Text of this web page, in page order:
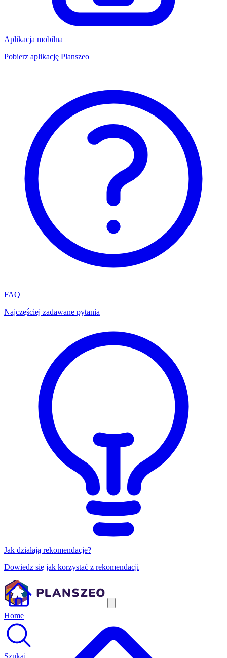
Aplikacja mobilna
Pobierz aplikację Planszeo
FAQ
Najczęściej zadawane pytania
Jak działają rekomendacje?
Dowiedz się jak korzystać z rekomendacji
Home
Szukaj